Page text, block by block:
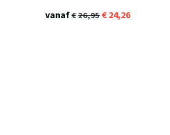
vanaf 26,95 24,26